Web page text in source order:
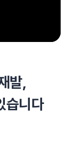
발,
습니다